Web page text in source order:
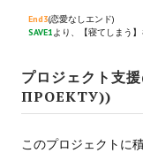
End3(恋愛なしエンド)
SAVE1 より、【寝てしまう
プロジェクト
ПРОЕКТУ))
このプロジェクトに